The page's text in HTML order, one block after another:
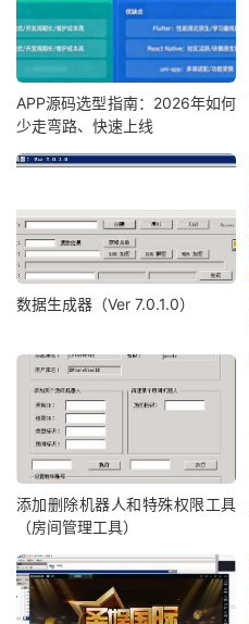
APP源码选型指南：2026年如何
少走弯路、快速上线
数据生成器（Ver 7.0.1.0）
添加删除机器人和特殊权限工具
（房间管理工具）